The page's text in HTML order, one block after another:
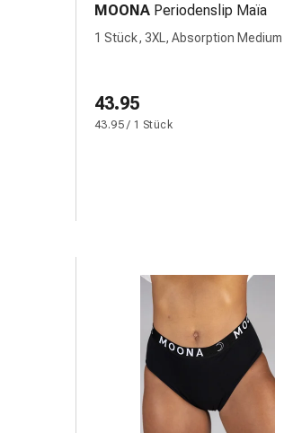
MOONA Periodenslip Maïa
1 Stück, 3XL, Absorption Medium
43.95
43.95 / 1 Stück